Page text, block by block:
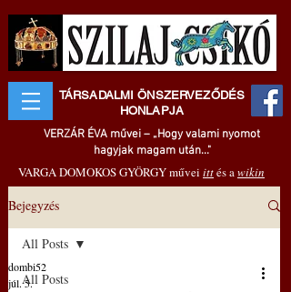
TÁRSADALMI ÖNSZERVEZŐDÉS
HONLAPJA
VERZÁR ÉVA művei – „Hogy valami nyomot
hagyjak magam után..."
VARGA DOMOKOS GYÖRGY művei ittés awikin
Bejegyzés
All Posts
All Posts
dombi52
júl. 5.